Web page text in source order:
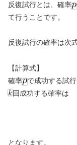
反復試行とは、確率
て行うことです。
反復試行の確率は次
【計算式】
確率
で成功する試
回成功する確率は
となります。